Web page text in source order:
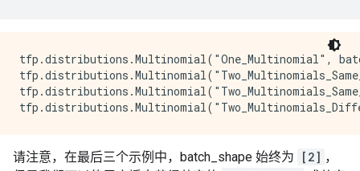
tfp.distributions.Multinomial("One_Multinomial",
请注意，在最后三个示例中，batch_shape 始终为 [2] ，